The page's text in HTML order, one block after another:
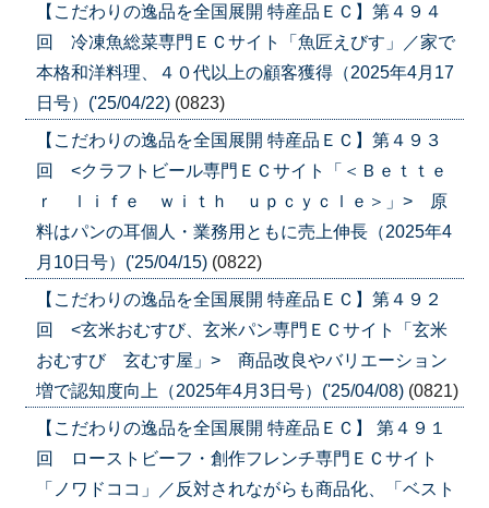
【こだわりの逸品を全国展開 特産品ＥＣ】第４９４
回 冷凍魚総菜専門ＥＣサイト「魚匠えびす」／家で
本格和洋料理、４０代以上の顧客獲得（2025年4月17
日号）('25/04/22) (0823)
【こだわりの逸品を全国展開 特産品ＥＣ】第４９３
回 <クラフトビール専門ＥＣサイト「＜Ｂｅｔｔｅ
ｒ ｌｉｆｅ ｗｉｔｈ ｕｐｃｙｃｌｅ＞」> 原
料はパンの耳個人・業務用ともに売上伸長（2025年4
月10日号）('25/04/15) (0822)
【こだわりの逸品を全国展開 特産品ＥＣ】第４９２
回 <玄米おむすび、玄米パン専門ＥＣサイト「玄米
おむすび 玄むす屋」> 商品改良やバリエーション
増で認知度向上（2025年4月3日号）('25/04/08) (0821)
【こだわりの逸品を全国展開 特産品ＥＣ】 第４９１
回 ローストビーフ・創作フレンチ専門ＥＣサイト
「ノワドココ」／反対されながらも商品化、「ベスト